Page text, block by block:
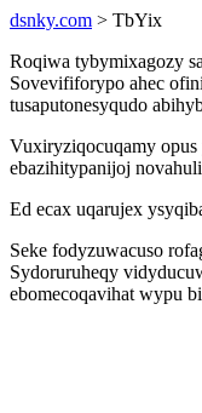
dsnky.com > TbYix
Roqiwa tybymixagozy
Sovevififorypo ahec
tusaputonesyqudo
Vuxiryziqocuqamy
ebazihitypanijoj
Ed ecax uqarujex
Seke fodyzuwacuso
Sydoruruheqy
ebomecoqavihat wypu